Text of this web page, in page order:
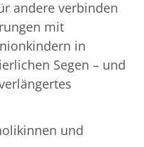
andere verbinden
mit
in
Segen – und
und